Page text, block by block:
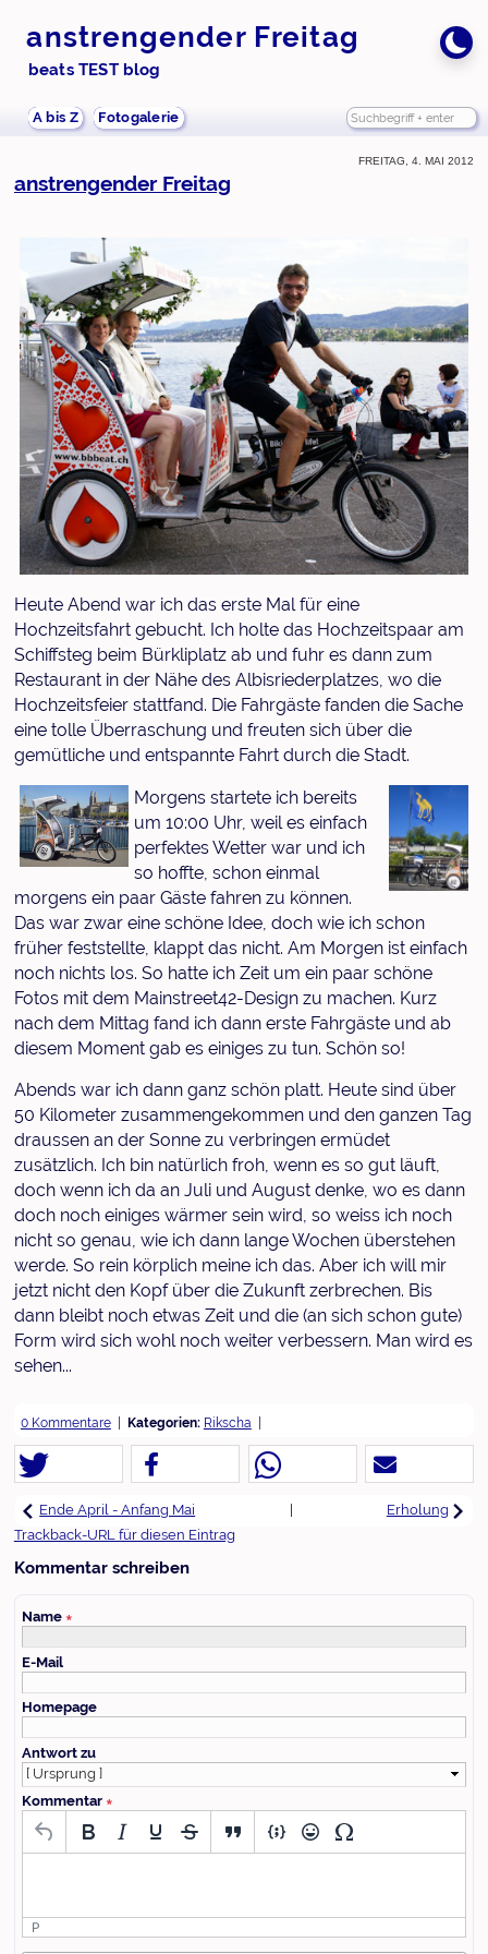
anstrengender Freitag
beats TEST blog
A bis Z Fotogalerie
Freitag, 4. Mai 2012
anstrengender Freitag
Heute Abend war ich das erste Mal für eine
Hochzeitsfahrt gebucht. Ich holte das Hochzeitspaar am
Schiffsteg beim Bürkliplatz ab und fuhr es dann zum
Restaurant in der Nähe des Albisriederplatzes, wo die
Hochzeitsfeier stattfand. Die Fahrgäste fanden die Sache
eine tolle Überraschung und freuten sich über die
gemütliche und entspannte Fahrt durch die Stadt.
Morgens startete ich bereits
um 10:00 Uhr, weil es einfach
perfektes Wetter war und ich
so hoffte, schon einmal
morgens ein paar Gäste fahren zu können.
Das war zwar eine schöne Idee, doch wie ich schon
früher feststellte, klappt das nicht. Am Morgen ist einfach
noch nichts los. So hatte ich Zeit um ein paar schöne
Fotos mit dem Mainstreet42-Design zu machen. Kurz
nach dem Mittag fand ich dann erste Fahrgäste und ab
diesem Moment gab es einiges zu tun. Schön so!
Abends war ich dann ganz schön platt. Heute sind über
50 Kilometer zusammengekommen und den ganzen Tag
draussen an der Sonne zu verbringen ermüdet
zusätzlich. Ich bin natürlich froh, wenn es so gut läuft,
doch wenn ich da an Juli und August denke, wo es dann
doch noch einiges wärmer sein wird, so weiss ich noch
nicht so genau, wie ich dann lange Wochen überstehen
werde. So rein körplich meine ich das. Aber ich will mir
jetzt nicht den Kopf über die Zukunft zerbrechen. Bis
dann bleibt noch etwas Zeit und die (an sich schon gute)
Form wird sich wohl noch weiter verbessern. Man wird es
sehen...
0 Kommentare Kategorien: Rikscha
Ende April - Anfang Mai |
Erholung
Trackback-URL für diesen Eintrag
Kommentar schreiben
Name ∗
E-Mail
Homepage
Antwort zu
Kommentar ∗
P